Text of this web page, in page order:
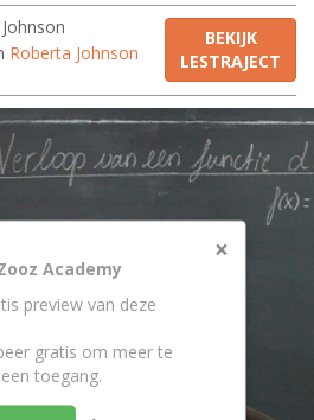
Roberta Johnson
BEKIJK
LESTRAJECT
×
Academy
preview van deze
gratis om meer te
toegang.